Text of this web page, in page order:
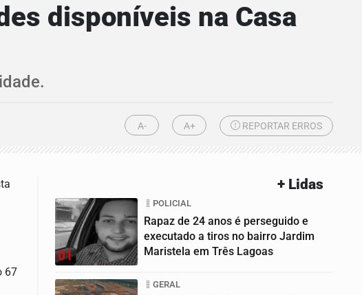
disponíveis na Casa
A- A+ REPORTAR ERROS
67
+ Lidas
01
POLICIAL
Rapaz de 24 anos é perseguido e
executado a tiros no bairro Jardim
Maristela em Três Lagoas
GERAL